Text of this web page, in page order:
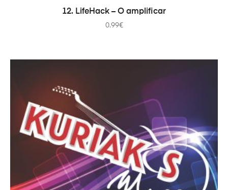
ADICIONAR
12. LifeHack – O amplificar
0.99€